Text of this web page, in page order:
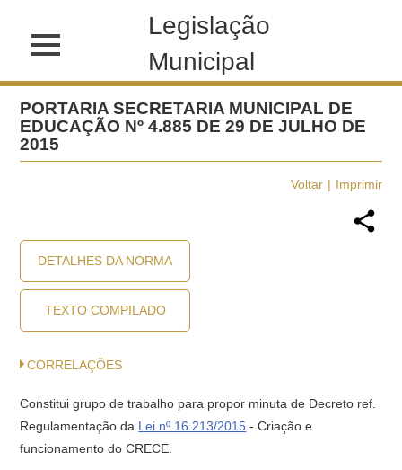
Legislação
Municipal
PORTARIA SECRETARIA MUNICIPAL DE
EDUCAÇÃO Nº 4.885 DE 29 DE JULHO DE
2015
Voltar Imprimir
DETALHES DA NORMA
TEXTO COMPILADO
CORRELAÇÕES
Constitui grupo de trabalho para propor minuta de Decreto ref.
Regulamentação da Lei nº 16.213/2015 - Criação e
funcionamento do CRECE.